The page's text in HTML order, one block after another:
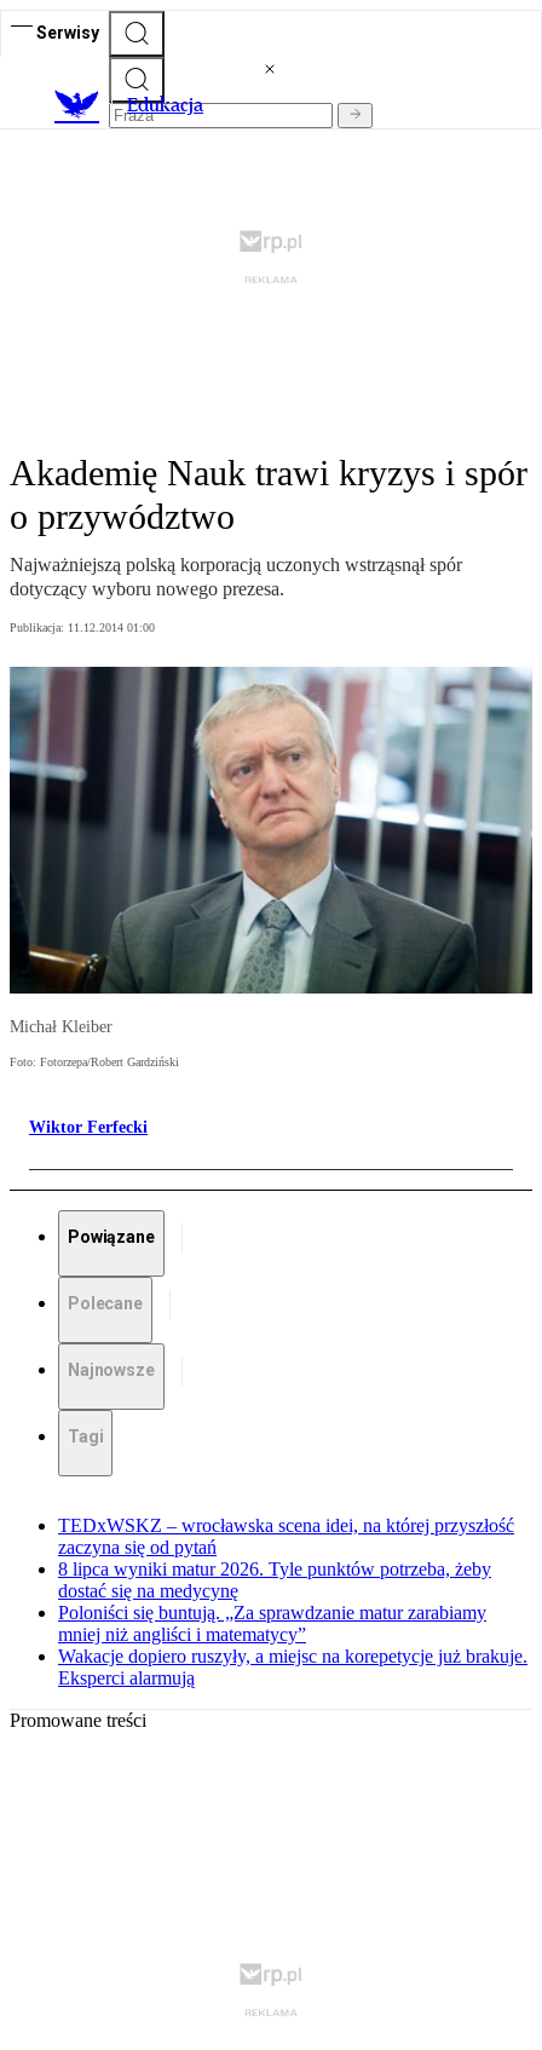
Serwisy
Edukacja
Akademię Nauk trawi kryzys i spór
o przywództwo
Najważniejszą polską korporacją uczonych wstrząsnął spór
dotyczący wyboru nowego prezesa.
Publikacja: 11.12.2014 01:00
Michał Kleiber
Foto: Fotorzepa/Robert Gardziński
Wiktor Ferfecki
Powiązane
Polecane
Najnowsze
Tagi
TEDxWSKZ – wrocławska scena idei, na której przyszłość
zaczyna się od pytań
8 lipca wyniki matur 2026. Tyle punktów potrzeba, żeby
dostać się na medycynę
Poloniści się buntują. „Za sprawdzanie matur zarabiamy
mniej niż angliści i matematycy”
Wakacje dopiero ruszyły, a miejsc na korepetycje już brakuje.
Eksperci alarmują
Promowane treści